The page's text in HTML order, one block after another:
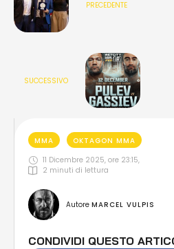
PRECEDENTE
SUCCESSIVO
MMA
OKTAGON MMA
11 Dicembre 2025, ore 23:15,
2 minuti di lettura
Autore MARCEL VULPIS
CONDIVIDI QUESTO